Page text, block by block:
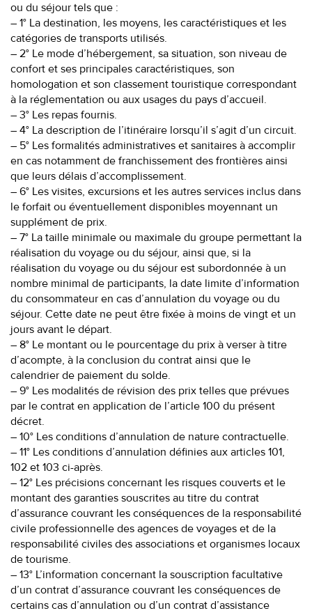
ou du séjour tels que :
– 1° La destination, les moyens, les caractéristiques et les
catégories de transports utilisés.
– 2° Le mode d’hébergement, sa situation, son niveau de
confort et ses principales caractéristiques, son
homologation et son classement touristique correspondant
à la réglementation ou aux usages du pays d’accueil.
– 3° Les repas fournis.
– 4° La description de l’itinéraire lorsqu’il s’agit d’un circuit.
– 5° Les formalités administratives et sanitaires à accomplir
en cas notamment de franchissement des frontières ainsi
que leurs délais d’accomplissement.
– 6° Les visites, excursions et les autres services inclus dans
le forfait ou éventuellement disponibles moyennant un
supplément de prix.
– 7° La taille minimale ou maximale du groupe permettant la
réalisation du voyage ou du séjour, ainsi que, si la
réalisation du voyage ou du séjour est subordonnée à un
nombre minimal de participants, la date limite d’information
du consommateur en cas d’annulation du voyage ou du
séjour. Cette date ne peut être fixée à moins de vingt et un
jours avant le départ.
– 8° Le montant ou le pourcentage du prix à verser à titre
d’acompte, à la conclusion du contrat ainsi que le
calendrier de paiement du solde.
– 9° Les modalités de révision des prix telles que prévues
par le contrat en application de l’article 100 du présent
décret.
– 10° Les conditions d’annulation de nature contractuelle.
– 11° Les conditions d’annulation définies aux articles 101,
102 et 103 ci-après.
– 12° Les précisions concernant les risques couverts et le
montant des garanties souscrites au titre du contrat
d’assurance couvrant les conséquences de la responsabilité
civile professionnelle des agences de voyages et de la
responsabilité civiles des associations et organismes locaux
de tourisme.
– 13° L’information concernant la souscription facultative
d’un contrat d’assurance couvrant les conséquences de
certains cas d’annulation ou d’un contrat d’assistance